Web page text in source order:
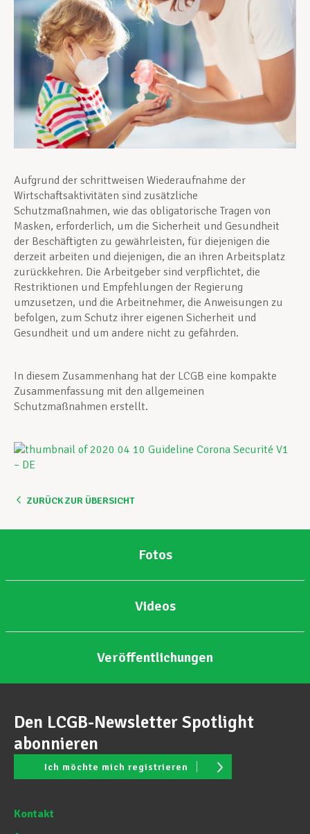
Mitglied werden
Aktuell
Aufgrund der schrittweisen Wiederaufnahme der
Wirtschaftsaktivitäten sind zusätzliche
Schutzmaßnahmen, wie das obligatorische Tragen von
Masken, erforderlich, um die Sicherheit und Gesundheit
der Beschäftigten zu gewährleisten, für diejenigen die
derzeit arbeiten und diejenigen, die an ihren Arbeitsplatz
zurückkehren. Die Arbeitgeber sind verpflichtet, die
Restriktionen und Empfehlungen der Regierung
umzusetzen, und die Arbeitnehmer, die Anweisungen zu
befolgen, zum Schutz ihrer eigenen Sicherheit und
Gesundheit und um andere nicht zu gefährden.
In diesem Zusammenhang hat der LCGB eine kompakte
Zusammenfassung mit den allgemeinen
Schutzmaßnahmen erstellt.
ZURÜCK ZUR ÜBERSICHT
Fotos
Videos
Veröffentlichungen
Den LCGB-Newsletter Spotlight
abonnieren
Ich möchte mich registrieren
Kontakt